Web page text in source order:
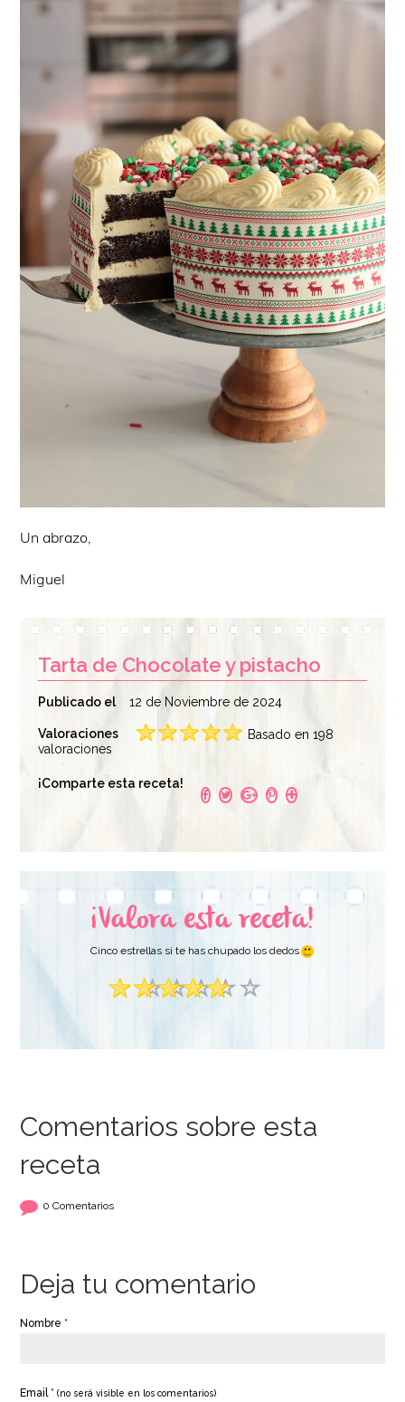
Un abrazo,
Miguel
Tarta de Chocolate y pistacho
Publicado el 12 de Noviembre de 2024
Valoraciones
Basado en 198
valoraciones
¡Comparte esta receta!
¡Valora esta receta!
Cinco estrellas si te has chupado los dedos
Comentarios sobre esta
receta
0 Comentarios
Deja tu comentario
Nombre *
Email *(no será visible en los comentarios)